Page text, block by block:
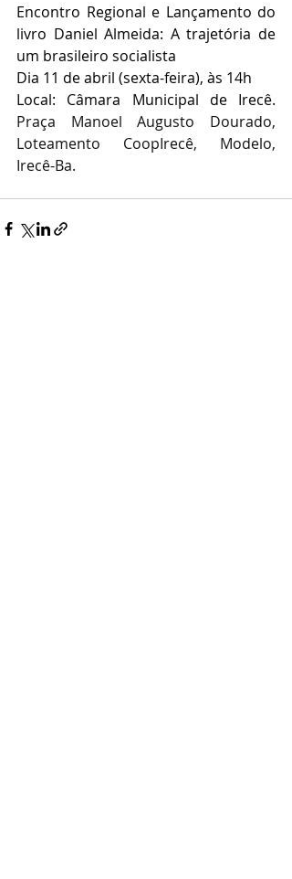
Encontro Regional e Lançamento do
livro Daniel Almeida: A trajetória de
um brasileiro socialista
Dia 11 de abril (sexta-feira), às 14h
Praça Manoel Augusto Dourado,
Loteamento CoopIrecê, Modelo,
Irecê-Ba.